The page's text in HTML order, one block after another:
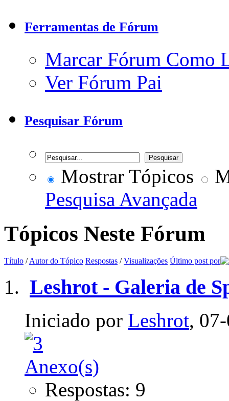
Ferramentas de Fórum
Marcar Fórum Como
Ver Fórum Pai
Pesquisar Fórum
Mostrar Tópicos
Pesquisa Avançada
Tópicos Neste Fórum
Título /Autor do Tópico Respostas /Visualizações Último post por
Leshrot - Galeria de
Iniciado por Leshrot,
Respostas: 9